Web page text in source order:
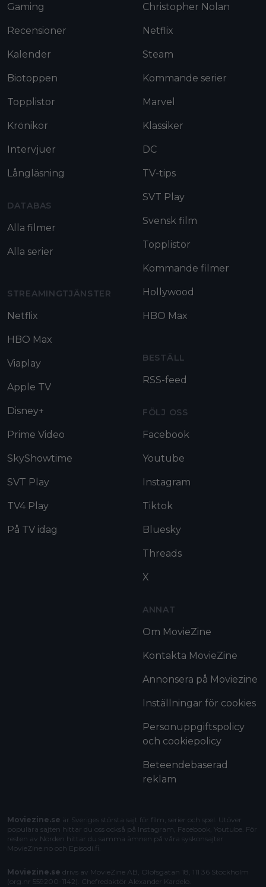
Gaming
Recensioner
Kalender
Biotoppen
Topplistor
Krönikor
Intervjuer
Långläsning
DATABAS
Alla filmer
Alla serier
STREAMINGTJÄNSTER
Netflix
HBO Max
Viaplay
Apple TV
Disney+
Prime Video
SkyShowtime
SVT Play
TV4 Play
På TV idag
Christopher Nolan
Netflix
Steam
Kommande serier
Marvel
Klassiker
DC
TV-tips
SVT Play
Svensk film
Topplistor
Kommande filmer
Hollywood
HBO Max
BESTÄLL
RSS-feed
FÖLJ OSS
Facebook
Youtube
Instagram
Tiktok
Bluesky
Threads
X
ANNAT
Om MovieZine
Kontakta MovieZine
Annonsera på Moviezine
Inställningar för cookies
Personuppgiftspolicy
och cookiepolicy
Beteendebaserad
reklam
Moviezine.se är Sveriges största sajt för film, serier och spel. Utöver
populära sajten hittar du oss också på Instagram, Facebook, Youtube. För
resten av Norden hittar du samma ämnen på våra syskonsajter
MovieZine.no och Episodi.fi
Moviezine.se drivs av MovieZine AB, Olofsgatan 18, 111 36 Stockholm
(org.nr 559200-1142). Chefredaktör Alexander Kardelo